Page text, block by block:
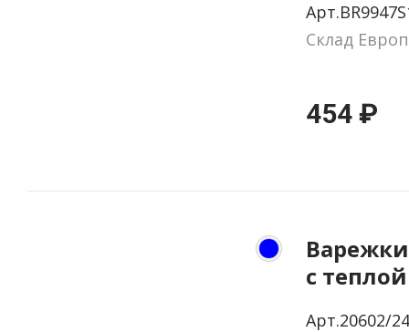
Склад
454 ₽
Варежки
с теплой
Арт.20602/